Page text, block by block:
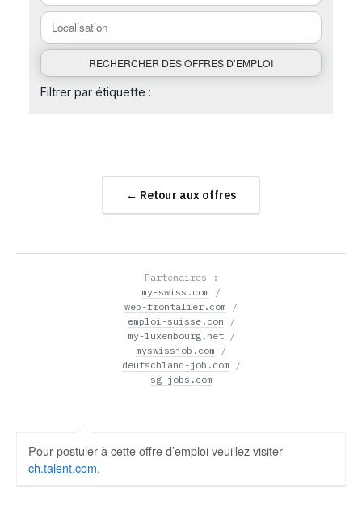
Filtrer par étiquette :
← Retour aux offres
Partenaires :
my-swiss.com /
web-frontalier.com /
emploi-suisse.com /
my-luxembourg.net/
myswissjob.com /
deutschland-job.com /
sg-jobs.com
Pour postuler à cette offre d’emploi veuillez visiter
ch.talent.com.